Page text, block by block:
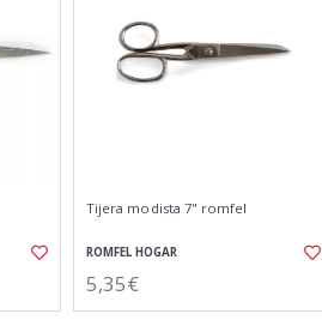
Tijera modista 7" romfel
ROMFEL HOGAR
5,35€